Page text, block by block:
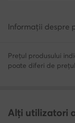
Informații despre
Prețul produsului
poate diferi de
Alți utilizatori